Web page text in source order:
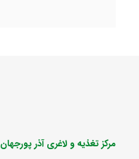
مرکز تغذیه و لاغری آذر پورجهان